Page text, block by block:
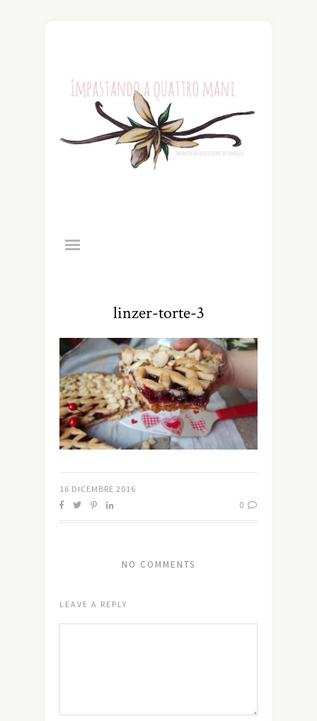
linzer-torte-3
16 DICEMBRE 2016
0
NO COMMENTS
LEAVE A REPLY